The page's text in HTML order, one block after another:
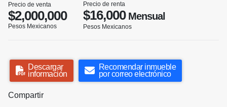
Precio de venta
$2,000,000
Pesos Mexicanos
Precio de renta
$16,000Mensual
Pesos Mexicanos
Descargar
información
Recomendar inmueble
por correo electrónico
Compartir